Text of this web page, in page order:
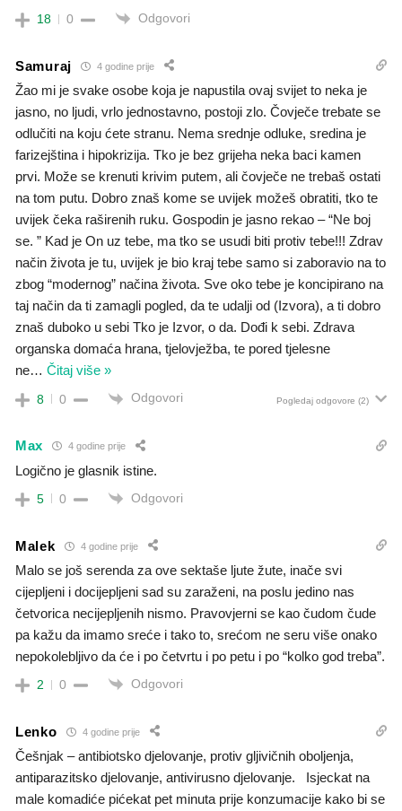
18 0 Odgovori
Samuraj 4 godine prije
Žao mi je svake osobe koja je napustila ovaj svijet to neka je
jasno, no ljudi, vrlo jednostavno, postoji zlo. Čovječe trebate se
odlučiti na koju ćete stranu. Nema srednje odluke, sredina je
farizejština i hipokrizija. Tko je bez grijeha neka baci kamen
prvi. Može se krenuti krivim putem, ali čovječe ne trebaš ostati
na tom putu. Dobro znaš kome se uvijek možeš obratiti, tko te
uvijek čeka raširenih ruku. Gospodin je jasno rekao – “Ne boj
se. ” Kad je On uz tebe, ma tko se usudi biti protiv tebe!!! Zdrav
način života je tu, uvijek je bio kraj tebe samo si zaboravio na to
zbog “modernog” načina života. Sve oko tebe je koncipirano na
taj način da ti zamagli pogled, da te udalji od (Izvora), a ti dobro
znaš duboko u sebi Tko je Izvor, o da. Dođi k sebi. Zdrava
organska domaća hrana, tjelovježba, te pored tjelesne
ne… Čitaj više »
8 0 Odgovori Pogledaj odgovore (2)
Max 4 godine prije
Logično je glasnik istine.
5 0 Odgovori
Malek 4 godine prije
Malo se još serenda za ove sektaše ljute žute, inače svi
cijepljeni i docijepljeni sad su zaraženi, na poslu jedino nas
četvorica necijepljenih nismo. Pravovjerni se kao čudom čude
pa kažu da imamo sreće i tako to, srećom ne seru više onako
nepokolebljivo da će i po četvrtu i po petu i po “kolko god treba”.
2 0 Odgovori
Lenko 4 godine prije
Češnjak – antibiotsko djelovanje, protiv gljivičnih oboljenja,
antiparazitsko djelovanje, antivirusno djelovanje. Isjeckat na
male komadiće pićekat pet minuta prije konzumacije kako bi se